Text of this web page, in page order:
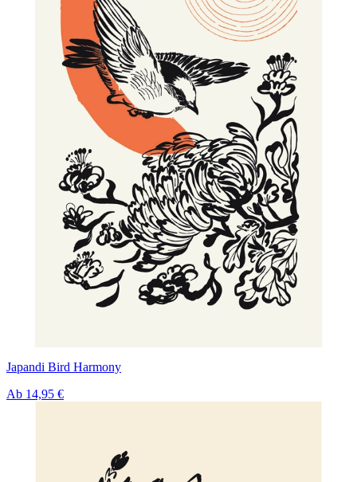
Japandi Bird Harmony
Ab 14,95 €